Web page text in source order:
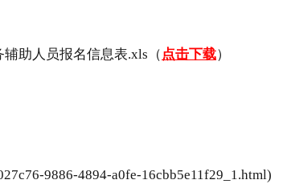
助人员报名信息表.xls（ 点击下载）
9886-4894-a0fe-16cbb5e11f29_1.html)